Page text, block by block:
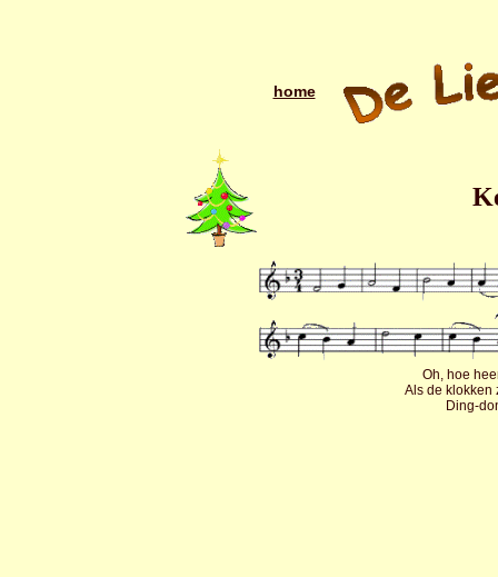
home
Oh, hoe
Als de klokken
Ding-